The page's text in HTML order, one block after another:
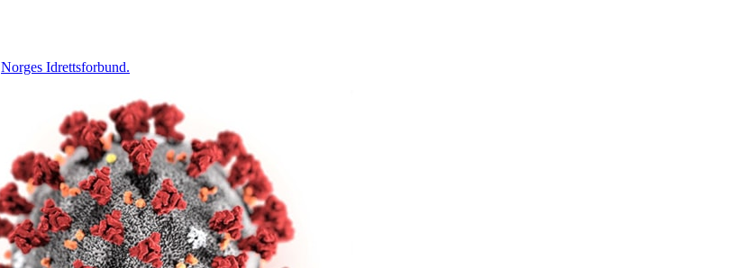
Norges Idrettsforbund.